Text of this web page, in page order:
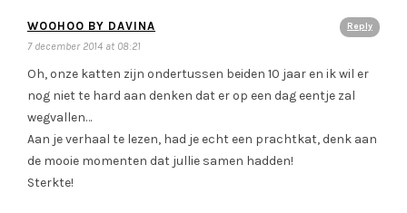
Reply
WOOHOO BY DAVINA
7 december 2014 at 08:21
Oh, onze katten zijn ondertussen beiden 10 jaar en ik wil er
nog niet te hard aan denken dat er op een dag eentje zal
wegvallen…
Aan je verhaal te lezen, had je echt een prachtkat, denk aan
de mooie momenten dat jullie samen hadden!
Sterkte!